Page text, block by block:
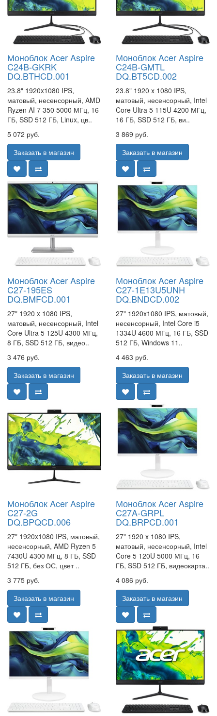
Моноблок Acer Aspire
C24B-GKRK
DQ.BTHCD.001
23.8" 1920x1080 IPS,
матовый, несенсорный, AMD
Ryzen AI 7 350 5000 МГц, 16
ГБ, SSD 512 ГБ, Linux, цв..
5 072 руб.
Заказать в магазин
Моноблок Acer Aspire
C24B-GMTL
DQ.BT5CD.002
23.8" 1920 x 1080 IPS,
матовый, несенсорный, Intel
Core Ultra 5 115U 4200 МГц,
16 ГБ, SSD 512 ГБ, ви..
3 869 руб.
Заказать в магазин
Моноблок Acer Aspire
C27-195ES
DQ.BMFCD.001
27" 1920 x 1080 IPS,
матовый, несенсорный, Intel
Core Ultra 5 125U 4300 МГц,
8 ГБ, SSD 512 ГБ, видео..
3 476 руб.
Заказать в магазин
Моноблок Acer Aspire
C27-1E13U5UNH
DQ.BNDCD.002
27" 1920x1080 IPS, матовый,
несенсорный, Intel Core i5
1334U 4600 МГц, 16 ГБ, SSD
512 ГБ, Windows 11..
4 463 руб.
Заказать в магазин
Моноблок Acer Aspire
C27-2G
DQ.BPQCD.006
27" 1920x1080 IPS, матовый,
несенсорный, AMD Ryzen 5
7430U 4300 МГц, 8 ГБ, SSD
512 ГБ, без ОС, цвет ..
3 775 руб.
Заказать в магазин
Моноблок Acer Aspire
C27A-GRPL
DQ.BRPCD.001
27" 1920 x 1080 IPS,
матовый, несенсорный, Intel
Core 5 120U 5000 МГц, 16
ГБ, SSD 512 ГБ, видеокарта..
4 086 руб.
Заказать в магазин